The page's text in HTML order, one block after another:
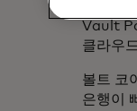
Vault
클라우
볼트 코
은행이